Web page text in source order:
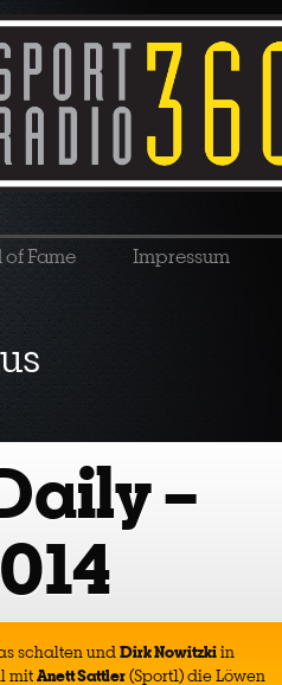
of Fame Impressum
–
schalten undDirk Nowitzkiin
mitAnett Sattler(Sport1) die Löwen